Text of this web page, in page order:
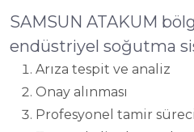
SAMSUN ATAKUM
endüstriyel soğutma
Arıza tespit ve analiz
Onay alınması
Profesyonel tamir süreci